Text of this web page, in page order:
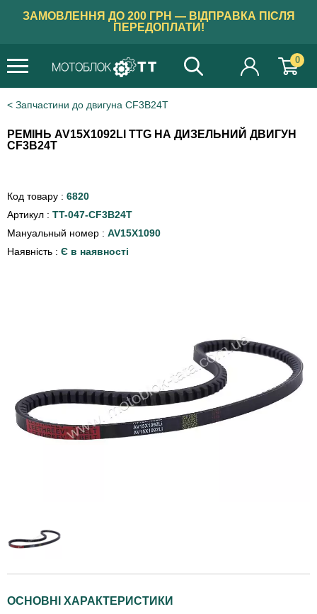
ЗАМОВЛЕННЯ ДО 200 ГРН — ВІДПРАВКА ПІСЛЯ
ПЕРЕДОПЛАТИ!
0
Запчастини до двигуна CF3B24T
РЕМІНЬ AV15X1092LI TTG НА ДИЗЕЛЬНИЙ ДВИГУН
СF3B24T
Код товару : 6820
Артикул : TT-047-СF3B24T
Мануальный номер : AV15X1090
Наявність : Є в наявності
ОСНОВНІ ХАРАКТЕРИСТИКИ